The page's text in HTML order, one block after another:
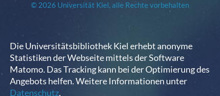
© 2026 Universität Kiel, alle Rechte vorbehalten
Die Universitätsbibliothek Kiel erhebt anonyme
Statistiken der Webseite mittels der Software
Matomo. Das Tracking kann bei der Optimierung des
Angebots helfen. Weitere Informationen unter
Datenschutz.